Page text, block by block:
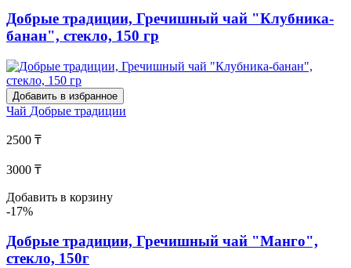
Добрые традиции, Гречишный чай "Клубника-
банан", стекло, 150 гр
Добавить в избранное
Чай Добрые традиции
2500 ₸
3000 ₸
Добавить в корзину
-17%
Добрые традиции, Гречишный чай "Манго",
стекло, 150г